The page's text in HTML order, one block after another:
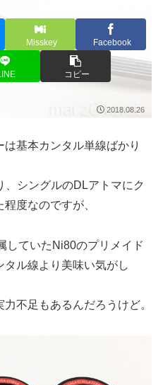
Misskey Facebook
コピー
2018.08.26
基本カンタル単線ばかり
シングルのDLアトマにク
度なのですが、
していたNi80のプリメイド
タル線より美味い気がし
不足もあるんだろうけど。